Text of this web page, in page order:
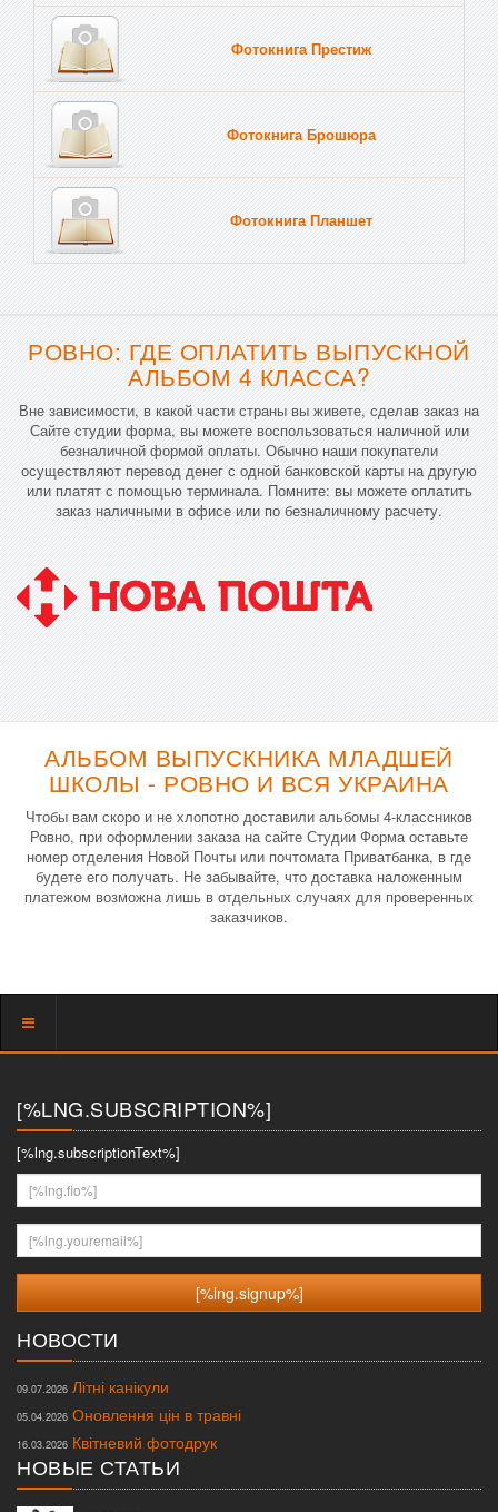
Фотокнига Престиж
Фотокнига Брошюра
Фотокнига Планшет
РОВНО: ГДЕ ОПЛАТИТЬ ВЫПУСКНОЙ
АЛЬБОМ 4 КЛАССА?
Вне зависимости, в какой части страны вы живете, сделав заказ на
Сайте студии форма, вы можете воспользоваться наличной или
безналичной формой оплаты. Обычно наши покупатели
осуществляют перевод денег с одной банковской карты на другую
или платят с помощью терминала. Помните: вы можете оплатить
заказ наличными в офисе или по безналичному расчету.
АЛЬБОМ ВЫПУСКНИКА МЛАДШЕЙ
ШКОЛЫ - РОВНО И ВСЯ УКРАИНА
Чтобы вам скоро и не хлопотно доставили альбомы 4-классников
Ровно, при оформлении заказа на сайте Студии Форма оставьте
номер отделения Новой Почты или почтомата Приватбанка, в где
будете его получать. Не забывайте, что доставка наложенным
платежом возможна лишь в отдельных случаях для проверенных
заказчиков.
Показать
[%LNG.SUBSCRIPTION%]
[%lng.subscriptionText%]
[%lng.fio%]
[%lng.youremail%]
НОВОСТИ
09.07.2026 Літні канікули
05.04.2026 Оновлення цін в травні
16.03.2026 Квітневий фотодрук
НОВЫЕ СТАТЬИ